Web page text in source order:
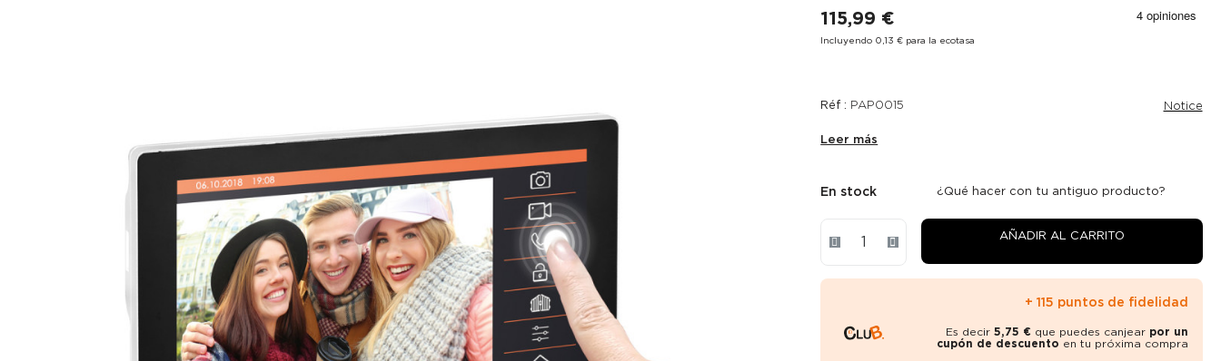
115,99 €
Incluyendo 0,13 € para la ecotasa
Réf : PAP0015 Notice
Leer más
En stock ¿Qué hacer con tu antiguo producto?
AÑADIR AL CARRITO
+ 115 puntos de fidelidad
Es decir 5,75 €que puedes canjear por un
cupón de descuento en tu próxima compra